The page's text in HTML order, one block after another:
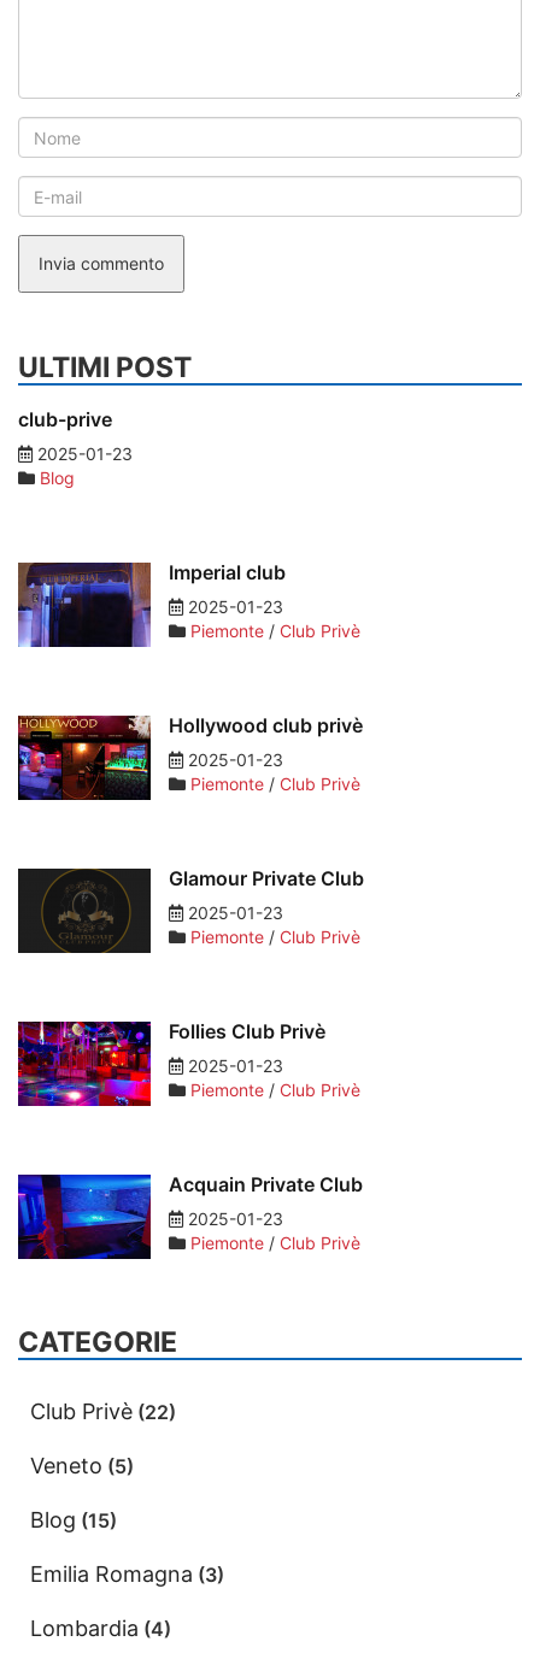
Invia commento
ULTIMI POST
club-prive
2025-01-23
Blog
Imperial club
2025-01-23
Piemonte / Club Privè
Hollywood club privè
2025-01-23
Piemonte / Club Privè
Glamour Private Club
2025-01-23
Piemonte / Club Privè
Follies Club Privè
2025-01-23
Piemonte / Club Privè
Acquain Private Club
2025-01-23
Piemonte / Club Privè
CATEGORIE
Club Privè (22)
Veneto (5)
Blog (15)
Emilia Romagna (3)
Lombardia (4)